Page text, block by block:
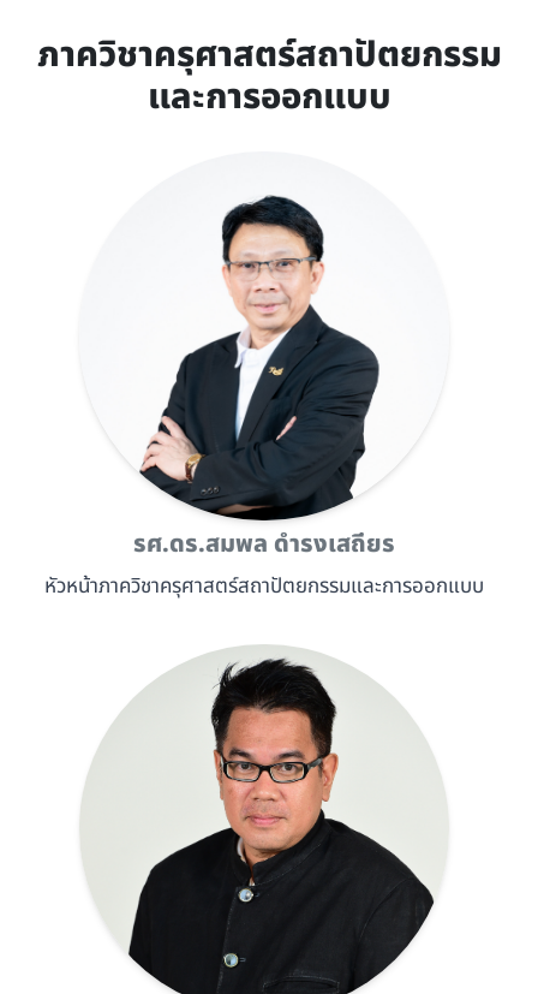
ภาควิชาครุศาสตร์สถาปัตยกรรม
และการออกแบบ
รศ.ดร.สมพล ดำรงเสถียร
หัวหน้าภาควิชาครุศาสตร์สถาปัตยกรรมและการออกแบบ